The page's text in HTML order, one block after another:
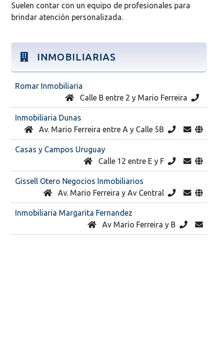
Suelen contar con un equipo de profesionales para
brindar atención personalizada.
INMOBILIARIAS
Romar Inmobiliaria
Calle B entre 2 y Mario Ferreira
Inmobiliaria Dunas
Av. Mario Ferreira entre A y Calle 5B
Casas y Campos Uruguay
Calle 12 entre E y F
Gissell Otero Negocios Inmobiliarios
Av. Mario Ferreira y Av Central
Inmobiliaria Margarita Fernandez
Av Mario Ferreira y B